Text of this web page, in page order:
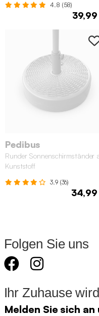
4.8 (58)
Pedibus
Runder Sonnenschirmständer
Kunststoff
3.9 (36)
Folgen Sie uns
Ihr Zuhause
Melden Sie sich